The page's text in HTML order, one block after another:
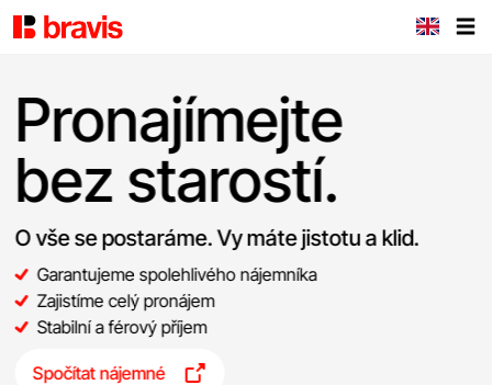
Pronajímejte
bez starostí.
O vše se postaráme. Vy máte jistotu a klid.
Garantujeme spolehlivého nájemníka
Zajistíme celý pronájem
Stabilní a férový příjem
Spočítat nájemné